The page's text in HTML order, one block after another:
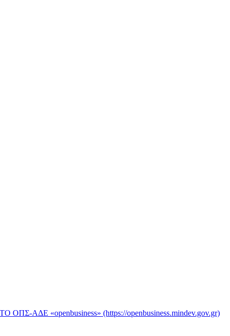
«openbusiness» (https://openbusiness.mindev.gov.gr)